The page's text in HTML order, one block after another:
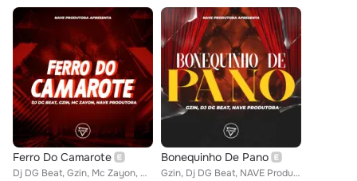
Ferro Do Camarote
Dj DG Beat, Gzin, Mc Zayon, NAVE Produtora
Bonequinho De Pano
Gzin, Dj DG Beat, NAVE Produtora